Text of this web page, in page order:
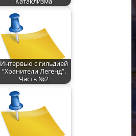
Интервью с гильдией
“Хранители Легенд”.
Часть №2